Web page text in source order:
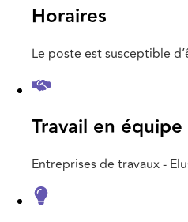
Horaires
Le poste est susceptible
Travail en équipe
Entreprises de travaux -